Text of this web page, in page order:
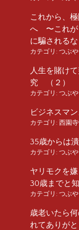
これから、
へ 〜これが
に騙される
カテゴリ: つぶや
人生を賭け
究 （２）
カテゴリ: つぶや
ビジネスマ
カテゴリ: 西園
35歳からは
カテゴリ: つぶや
ヤリモクを
30歳までと
カテゴリ: つぶや
歳老いたら
れてありが